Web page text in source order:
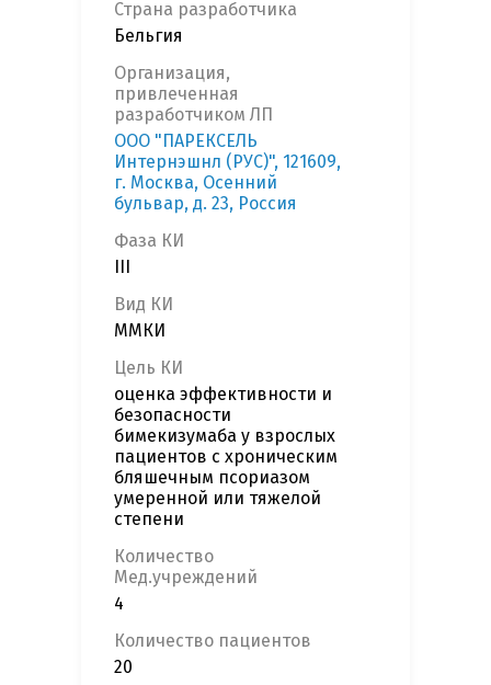
Страна разработчика
Бельгия
Организация,
привлеченная
разработчиком ЛП
ООО "ПАРЕКСЕЛЬ
Интернэшнл (РУС)", 121609,
г. Москва, Осенний
бульвар, д. 23, Россия
Фаза КИ
Вид КИ
ММКИ
Цель КИ
оценка эффективности и
безопасности
бимекизумаба у взрослых
пациентов с хроническим
бляшечным псориазом
умеренной или тяжелой
степени
Количество
Мед.учреждений
4
Количество пациентов
20